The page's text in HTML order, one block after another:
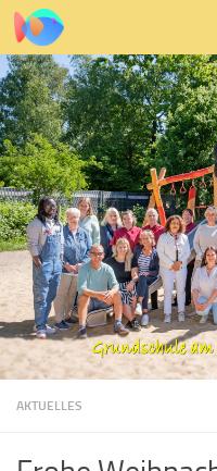
Zum Inhalt springen
AKTUELLES